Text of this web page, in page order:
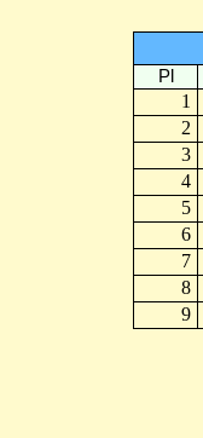
Pl
1
2
3
4
5
6
7
8
9